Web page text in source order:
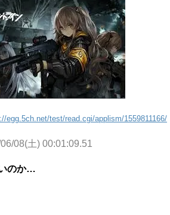
egg.5ch.net/test/read.cgi/applism/1559811166/
08(土) 00:01:09.51
のか…